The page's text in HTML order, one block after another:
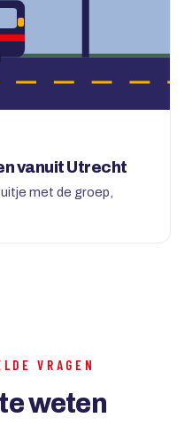
vanuit Utrecht
met de groep,
VRAGEN
weten